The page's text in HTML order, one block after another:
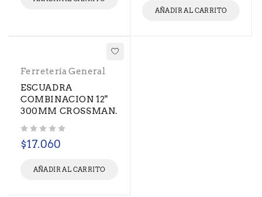
AÑADIR AL CARRITO
Ferretería General
ESCUADRA
COMBINACION 12"
300MM CROSSMAN.
$17.060
AÑADIR AL CARRITO